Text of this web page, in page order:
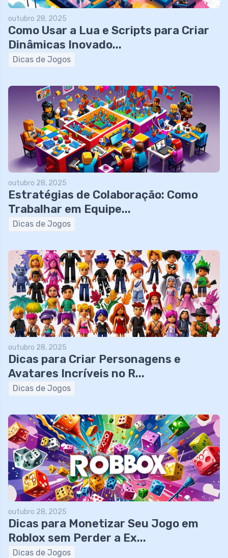
outubro 28, 2025
Como Usar a Lua e Scripts para Criar
Dinâmicas Inovado...
Dicas de Jogos
outubro 28, 2025
Estratégias de Colaboração: Como
Trabalhar em Equipe...
Dicas de Jogos
outubro 28, 2025
Dicas para Criar Personagens e
Avatares Incríveis no R...
Dicas de Jogos
outubro 28, 2025
Dicas para Monetizar Seu Jogo em
Roblox sem Perder a Ex...
Dicas de Jogos